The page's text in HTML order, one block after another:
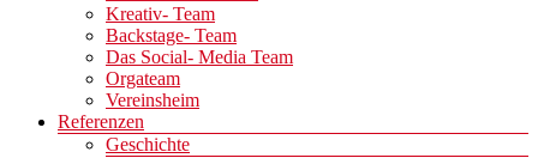
Kreativ- Team
Backstage- Team
Das Social- Media Team
Orgateam
Vereinsheim
Referenzen
Geschichte